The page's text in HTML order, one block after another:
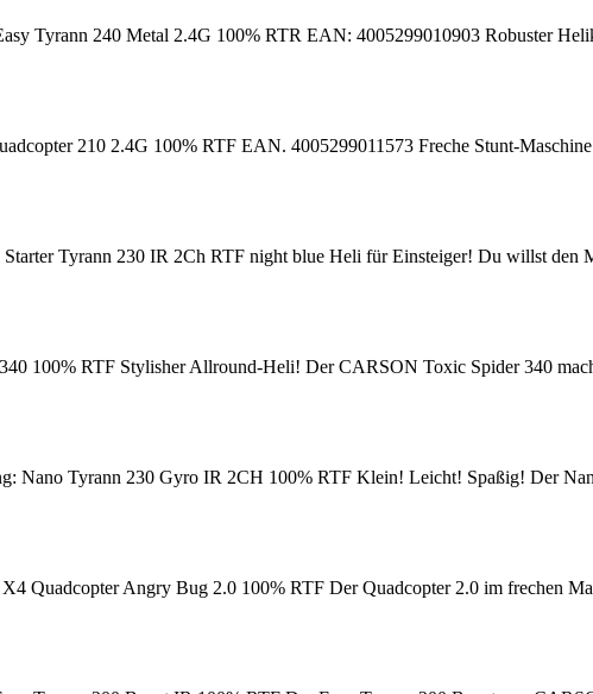
Tyrann 240 Metal 2.4G 100% RTR EAN: 4005299010903 Robuster
210 2.4G 100% RTF EAN. 4005299011573 Freche Stunt-
Tyrann 230 IR 2Ch RTF night blue Heli für Einsteiger! Du willst den
100% RTF Stylisher Allround-Heli! Der CARSON Toxic Spider 340
Nano Tyrann 230 Gyro IR 2CH 100% RTF Klein! Leicht! Spaßig! Der
Quadcopter Angry Bug 2.0 100% RTF Der Quadcopter 2.0 im frechen